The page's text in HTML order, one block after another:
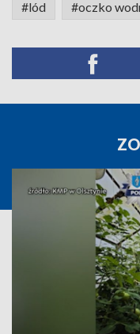
#lód #oczko